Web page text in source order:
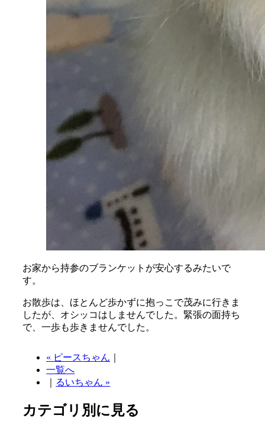
お家から持参のブランケットが安心するみたいで
す。
お散歩は、ほとんど歩かずに抱っこで茂みに行きま
したが、オシッコはしませんでした。緊張の面持ち
で、一歩も歩きませんでした。
« ピースちゃん
一覧へ
るいちゃん »
カテゴリ別に見る